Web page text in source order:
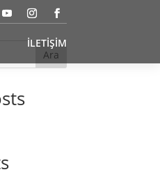
İLETİŞİM
Ara